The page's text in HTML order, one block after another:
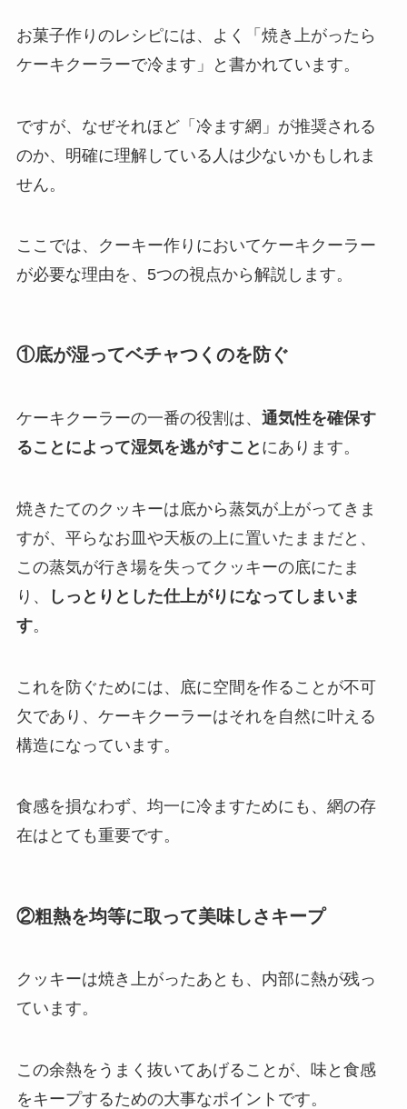
お菓子作りのレシピには、よく「焼き上がったら
ケーキクーラーで冷ます」と書かれています。
ですが、なぜそれほど「冷ます網」が推奨される
のか、明確に理解している人は少ないかもしれま
せん。
ここでは、クーキー作りにおいてケーキクーラー
が必要な理由を、5つの視点から解説します。
①底が湿ってベチャつくのを防ぐ
ケーキクーラーの一番の役割は、 通気性を確保す
ることによって湿気を逃がすこと にあります。
焼きたてのクッキーは底から蒸気が上がってきま
すが、平らなお皿や天板の上に置いたままだと、
この蒸気が行き場を失ってクッキーの底にたま
り、
しっとりとした仕上がりになってしまいま
す。
これを防ぐためには、底に空間を作ることが不可
欠であり、ケーキクーラーはそれを自然に叶える
構造になっています。
食感を損なわず、均一に冷ますためにも、網の存
在はとても重要です。
②粗熱を均等に取って美味しさキープ
クッキーは焼き上がったあとも、内部に熱が残っ
ています。
この余熱をうまく抜いてあげることが、味と食感
をキープするための大事なポイントです。